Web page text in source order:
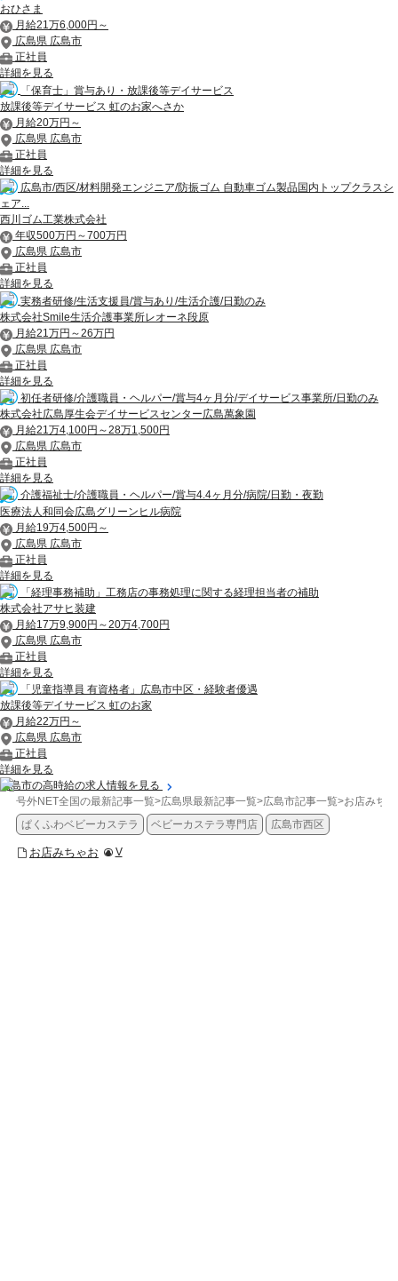
おひさま
月給21万6,000円～
広島県 広島市
正社員
詳細を見る
「保育士」賞与あり・放課後等デイサービス
放課後等デイサービス 虹のお家へさか
月給20万円～
広島県 広島市
正社員
詳細を見る
広島市/西区/材料開発エンジニア/防振ゴム 自動車ゴム製品国内トップクラスシ
ェア...
西川ゴム工業株式会社
年収500万円～700万円
広島県 広島市
正社員
詳細を見る
実務者研修/生活支援員/賞与あり/生活介護/日勤のみ
株式会社Smile生活介護事業所レオーネ段原
月給21万円～26万円
広島県 広島市
正社員
詳細を見る
初任者研修/介護職員・ヘルパー/賞与4ヶ月分/デイサービス事業所/日勤のみ
株式会社広島厚生会デイサービスセンター広島萬象園
月給21万4,100円～28万1,500円
広島県 広島市
正社員
詳細を見る
介護福祉士/介護職員・ヘルパー/賞与4.4ヶ月分/病院/日勤・夜勤
医療法人和同会広島グリーンヒル病院
月給19万4,500円～
広島県 広島市
正社員
詳細を見る
「経理事務補助」工務店の事務処理に関する経理担当者の補助
株式会社アサヒ装建
月給17万9,900円～20万4,700円
広島県 広島市
正社員
詳細を見る
「児童指導員 有資格者」広島市中区・経験者優遇
放課後等デイサービス 虹のお家
月給22万円～
広島県 広島市
正社員
詳細を見る
広島市の高時給の求人情報を見る
号外NET全国の最新記事一覧>広島県最新記事一覧>広島市記事一覧>お店みち
ぱくふわベビーカステラ
ベビーカステラ専門店 広島市西区
お店みちゃお V